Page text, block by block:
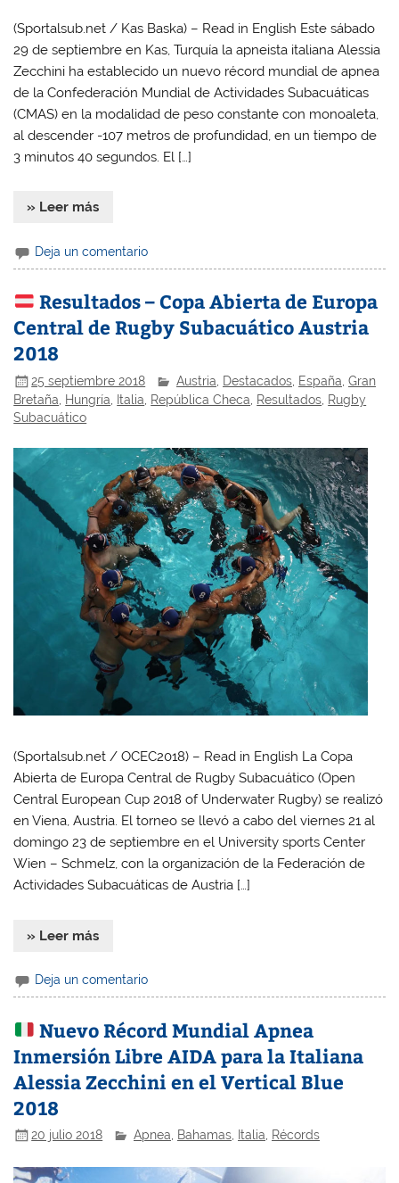
(Sportalsub.net / Kas Baska) – Read in English Este sábado
29 de septiembre en Kas, Turquía la apneista italiana Alessia
Zecchini ha establecido un nuevo récord mundial de apnea
de la Confederación Mundial de Actividades Subacuáticas
(CMAS) en la modalidad de peso constante con monoaleta,
al descender -107 metros de profundidad, en un tiempo de
3 minutos 40 segundos. El […]
» Leer más
Deja un comentario
Resultados – Copa Abierta de Europa
Central de Rugby Subacuático Austria
2018
25 septiembre 2018 Austria Destacados España ,Gran
Bretaña
Hungría Italia República Checa Resultados Rugby
Subacuático
(Sportalsub.net / OCEC2018) – Read in English La Copa
Abierta de Europa Central de Rugby Subacuático (Open
Central European Cup 2018 of Underwater Rugby) se realizó
en Viena, Austria. El torneo se llevó a cabo del viernes 21 al
domingo 23 de septiembre en el University sports Center
Wien – Schmelz, con la organización de la Federación de
Actividades Subacuáticas de Austria […]
» Leer más
Deja un comentario
Nuevo Récord Mundial Apnea
Inmersión Libre AIDA para la Italiana
Alessia Zecchini en el Vertical Blue
2018
20 julio 2018 Apnea Bahamas Italia Récords